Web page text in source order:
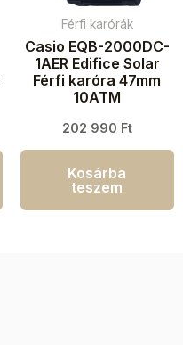
Férfi karórák
Casio EQB-2000DC-
1AER Edifice Solar
Férfi karóra 47mm
10ATM
202 990 Ft
Kosárba
teszem